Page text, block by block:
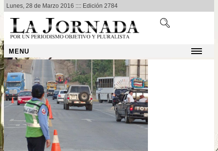
Lunes, 28 de Marzo 2016 :::: Edición 2784
MENU